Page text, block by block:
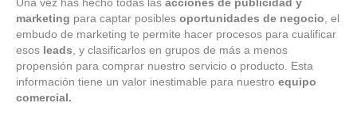
marketing para captar posibles oportunidades de negocio , el
embudo de marketing te permite hacer procesos para cualificar
esos leads , y clasificarlos en grupos de más a menos
propensión para comprar nuestro servicio o producto. Esta
información tiene un valor inestimable para nuestro equipo
comercial.